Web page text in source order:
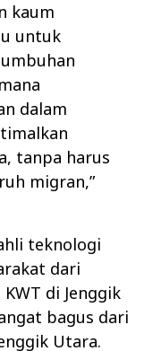
kaum
untuk
dalam
tanpa harus
migran,”
teknologi
dari
di Jenggik
bagus dari
Utara.